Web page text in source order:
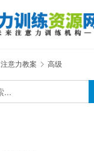
注意力教案 高级